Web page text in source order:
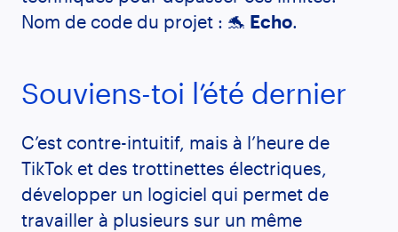
Nom de code du projet : 🐬 Echo.
Souviens-toi l’été dernier
C’est contre-intuitif, mais à l’heure de
TikTok et des trottinettes électriques,
développer un logiciel qui permet de
travailler à plusieurs sur un même